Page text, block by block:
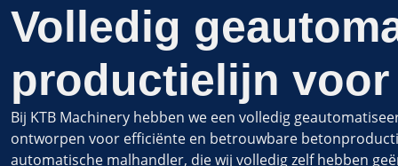
Volledig
productielijn voor
Bij KTB Machinery hebben we een volledig
ontworpen voor efficiënte en betrouwbare
automatische malhandler, die wij volledig zelf hebben